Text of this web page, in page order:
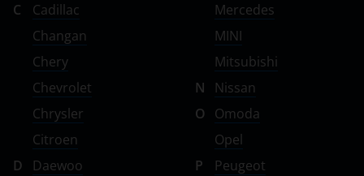
C
Cadillac
Changan
Chery
Chevrolet
Chrysler
Citroen
D
Daewoo
Mercedes
MINI
Mitsubishi
N
Nissan
O
Omoda
Opel
P
Peugeot